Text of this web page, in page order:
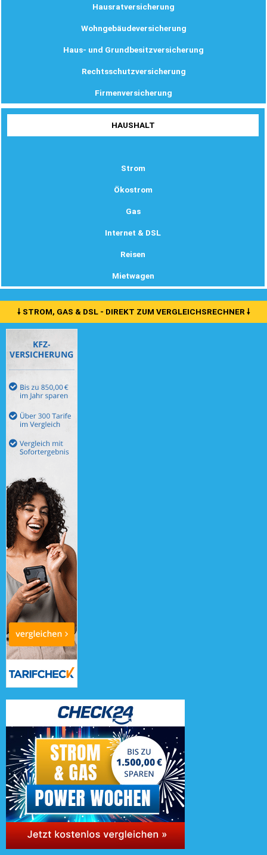
Hausratversicherung
Wohngebäudeversicherung
Haus- und Grundbesitzversicherung
Rechtsschutzversicherung
Firmenversicherung
HAUSHALT
Strom
Ökostrom
Gas
Internet & DSL
Reisen
Mietwagen
🠗 STROM, GAS & DSL - DIREKT ZUM VERGLEICHSRECHNER 🠗